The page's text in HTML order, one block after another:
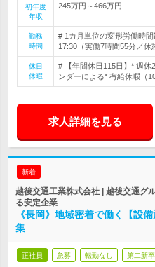
初年度
年収
245万円～466万円
勤務
時間
# 1カ月単位の変形労働時
17:30（実働7時間55分／休
休日
休暇
# 【年間休日115日】* 週休
ンダーによる* 有給休暇（
求人詳細を見る
新着
越後交通工業株式会社 | 越後交通グ
る安定企業
《長岡》地域密着で働く【設
集
正社員 急募 転勤なし 第二新